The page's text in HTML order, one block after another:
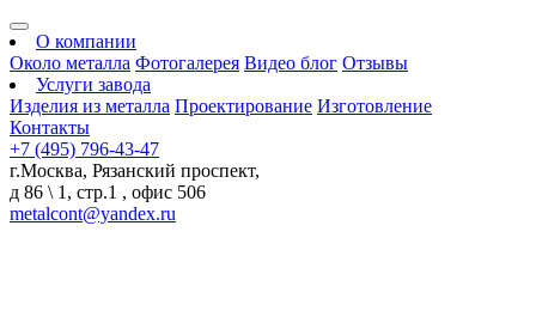
О компании
Около металла Фотогалерея Видео блог Отзывы
Услуги завода
Изделия из металла Проектирование Изготовление
Контакты
+7 (495) 796-43-47
г.Москва, Рязанский проспект,
д 86 \ 1, стр.1 , офис 506
metalcont@yandex.ru